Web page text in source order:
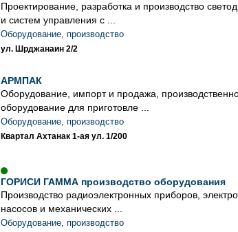
Проектирование, разработка и производство
и систем управления с ...
Оборудование, производство
ул. Шрджанаин 2/2
АРМПАК
Оборудование, импорт и продажа,
оборудование для приготовле ...
Оборудование, производство
Квартал Ахтанак 1-ая ул. 1/200
ГОРИСИ ГАММА производство оборудования
Производство радиоэлектронных приборов,
насосов и механических ...
Оборудование, производство